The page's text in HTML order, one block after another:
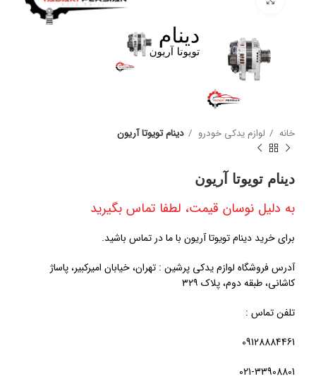
خانه لوازم یدکی خودرو دینام تویوتا آریون
دینام تویوتا آریون
به دلیل نوسان قیمت، لطفا تماس بگیرید
برای خرید دینام تویوتا آریون با ما در تماس باشید.
آدرس فروشگاه لوازم یدکی پرشین : تهران، خیابان امیرکبیر، پاساژ
کاشانی، طبقه دوم، پلاک ۳۲۹
تلفن تماس :
09128884461
021-33908801